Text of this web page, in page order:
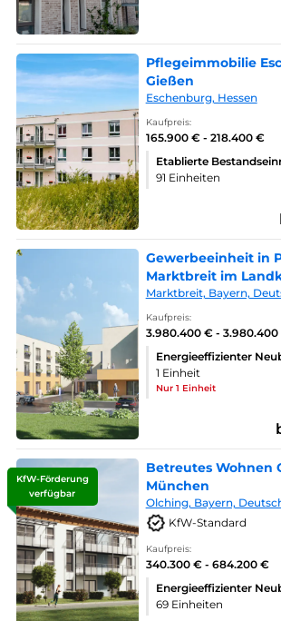
Pflegeimmobilie
Gießen
Eschenburg, Hessen
Kaufpreis:
165.900 € - 218.400 €
Etablierte
91 Einheiten
Gewerbeeinheit in
Marktbreit im
Marktbreit, Bayern,
Kaufpreis:
3.980.400 € -
Energieeffizienter
1 Einheit
Nur 1 Einheit
KfW-Förderung
verfügbar
Betreutes Wohnen
München
Olching, Bayern,
KfW-Standard
Kaufpreis:
340.300 € - 684.200 €
Energieeffizienter
69 Einheiten